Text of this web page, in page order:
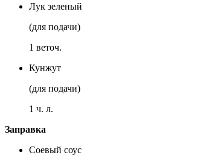
Лук зеленый
(для подачи)
1 веточ.
Кунжут
(для подачи)
1 ч. л.
Заправка
Соевый соус